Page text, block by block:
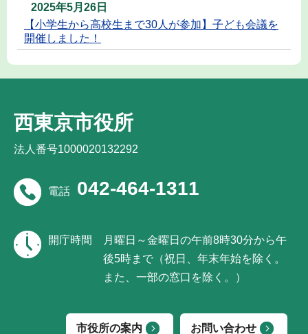
2025年5月26日
【小学生から高校生まで30人が参加】子ども会議を
開催しました！
西東京市役所
法人番号1000020132292
電話 042-464-1311
開庁時間
月曜日～金曜日の午前8時30分から午
後5時まで（祝日、年末年始を除く。
また、一部の窓口を除く。）
市役所の案内 お問い合わせ